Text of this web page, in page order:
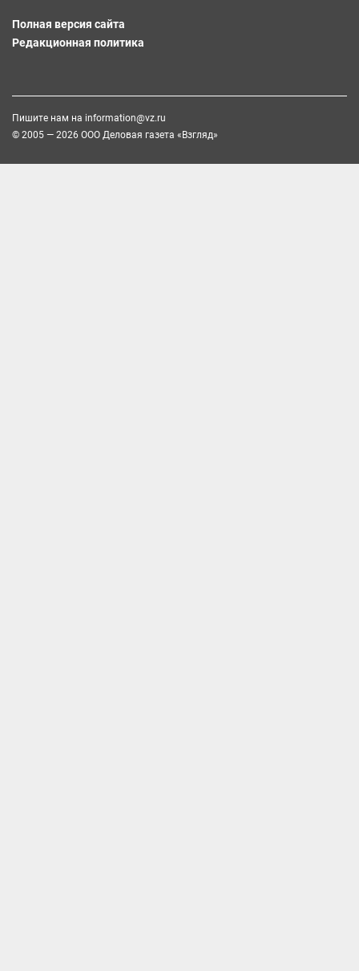
Полная версия сайта
Редакционная политика
Пишите нам на information@vz.ru
© 2005 — 2026 ООО Деловая газета «Взгляд»